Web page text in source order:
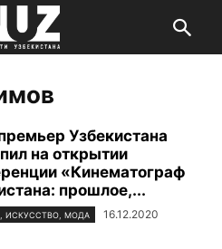
Узбекистана
на открытии
«Кинематограф
прошлое,...
ИСКУССТВО, МОДА 16.12.2020